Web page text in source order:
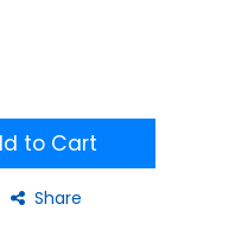
to Cart
Share